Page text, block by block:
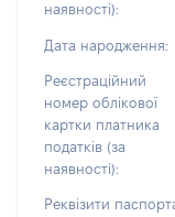
наявності):
Дата народження:
Реєстраційний
номер облікової
картки платника
податків (за
наявності):
Реквізити